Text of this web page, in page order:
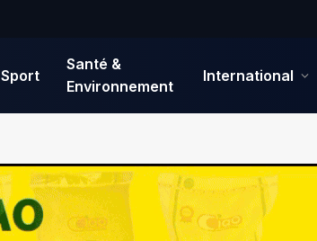
Sport
Santé &
Environnement
International